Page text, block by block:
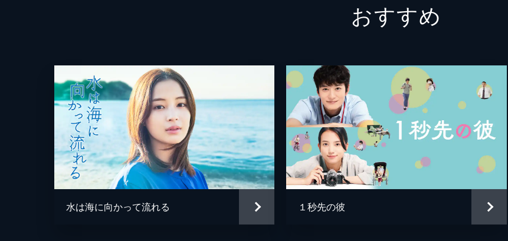
脚本
原作
おすすめ
水は海に向かって流れる １秒先の彼